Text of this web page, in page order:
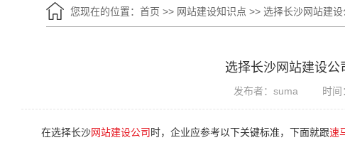
您现在的位置： 首页 >> 网站建设知识点 >> 选择长沙网站建设
选择长沙网站建设公
发布者：suma 时
在选择长沙网站建设公司 时，企业应参考以下关键标准，下面就跟速